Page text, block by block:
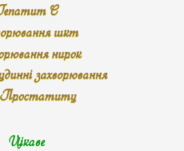
С
шкт
нирок
захворювання
Простатиту
Цікаве